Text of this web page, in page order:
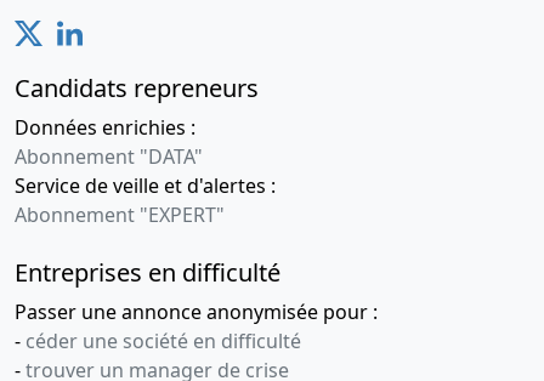
Candidats repreneurs
Données enrichies :
Abonnement "DATA"
Service de veille et d'alertes :
Abonnement "EXPERT"
Entreprises en difficulté
Passer une annonce anonymisée pour :
- céder une société en difficulté
-trouver un manager de crise